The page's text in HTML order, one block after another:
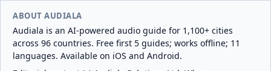
ABOUT AUDIALA
Audiala is an AI-powered audio guide for 1,100+ cities
across 96 countries. Free first 5 guides; works offline; 11
languages. Available on iOS and Android.